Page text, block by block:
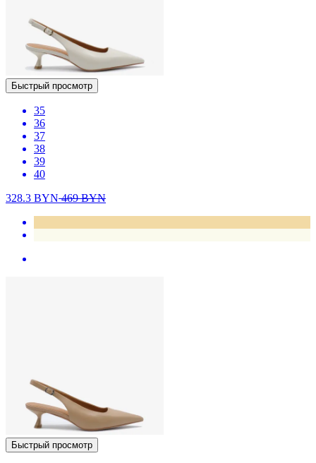
Быстрый просмотр
35
36
37
38
39
40
328.3 BYN469BYN
Быстрый просмотр